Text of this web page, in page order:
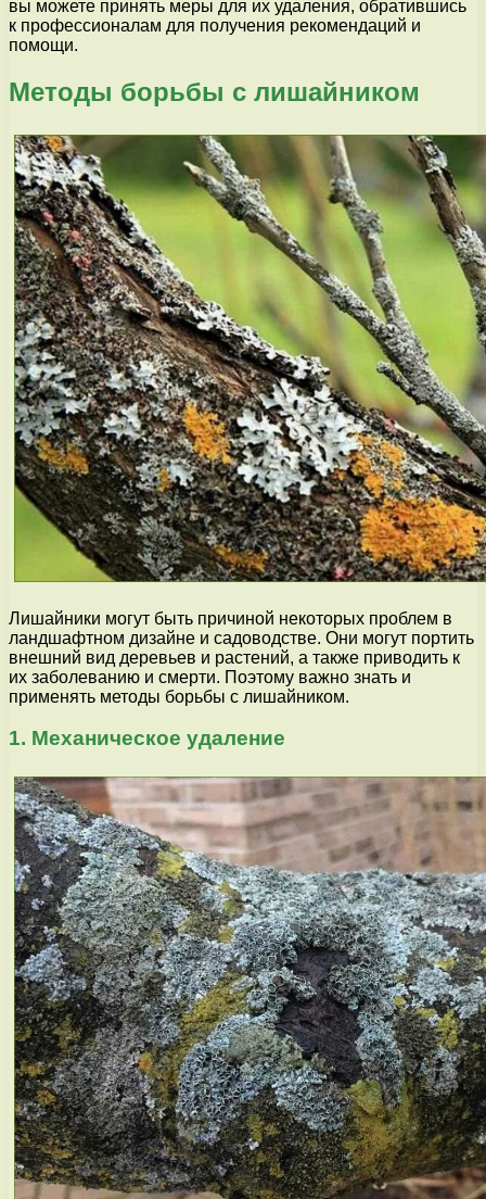
вы можете принять меры для их удаления, обратившись
к профессионалам для получения рекомендаций и
помощи.
Методы борьбы с лишайником
Лишайники могут быть причиной некоторых проблем в
ландшафтном дизайне и садоводстве. Они могут портить
внешний вид деревьев и растений, а также приводить к
их заболеванию и смерти. Поэтому важно знать и
применять методы борьбы с лишайником.
1. Механическое удаление